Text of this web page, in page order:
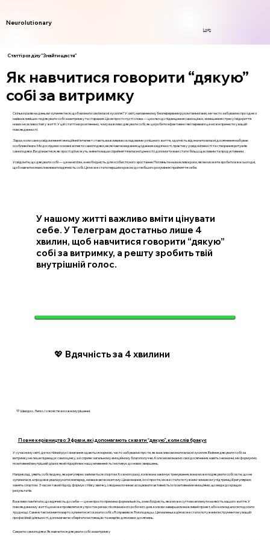
Neurolutionary
Login
Статті розділу "Знайти щастя"
Як навчитися говорити “дякую”
собі за витримку
Скільки разів на день ви зупиняєтеся, щоб визнати свої власні зусилля? У світі, наповненому безперервним рухом і вимогами, ми часто забуваємо про одне з
найважливіших: подякувати собі за витримку та старання. Це не просто пусті слова — це ключ до підвищення самооцінки, зменшення стресу і відкриття
нових можливостей у житті. У цій статті ми розглянемо, чому важливо дякувати собі, як це робити ефективно і які переваги це може принести у вашій
повсякденності.
Зараз, коли самоусвідомлення і емоційний інтелект стають важливими складовими успішного життя, здатність відзначити власні досягнення набуває
особливої ваги. Ми дослідимо основні аспекти самоподяки, включаючи ведення щоденника вдячності, практику усвідомленості та створення ритуалів
самоподяки. Ви дізнаєтеся, як прості дії можуть змінити ваше сприйняття власної цінності і допомогти вам стати більш щасливим та продуктивним.
Усвідомте, що дякувати собі — це не егоїзм, а необхідність для особистісного зростання. Погляньте на важливі кроки, які ви можете зробити вже сьогодні,
щоб навчитися висловлювати вдячність собі. Це може стати першим кроком до глибшого розуміння і прийняття себе.
У нашому житті важливо вміти цінувати
себе. У Телеграм достатньо лише 4
хвилин, щоб навчитися говорити “дякую”
собі за витримку, а решту зробить твій
внутрішній голос.
💖 Вдячність за 4 хвилини
💛 Швидко. Легко. І з ясністю в кожному рішенні.
Повне керівництво: 3 фрази, які допомагають сказати “дякую”, коли слів бракує
У сучасному світі, де постійний рух і змагання здаються нормою, часто забуваємо про те, як важливо визнати власні зусилля. Вміння дякувати собі за
витримку не лише підвищує самооцінку, а й сприяє загальному емоційному благополуччю. Коли ми визнаємо свої досягнення, навіть і незначні, ми формуємо
позитивний внутрішній діалог, який підкріплює нашу впевненість і мотивує до нових звершень.
Наприклад, уявіть собі людину, яка регулярно займається спортом. Кожного разу, коли вона закінчує тренування, вона може подякувати собі за те, що не
зупинилася, а продовжувала рухатися вперед, незважаючи на втому. Це визнання, хоч і просте, може стати потужним чинником у підтримці її регулярних
занять спортом. З часом такий підхід формує стійку звичку, і людина починає асоціювати активність із позитивними емоціями, що веде до кращих
результатів.
Важливо пам’ятати, що вдячність до себе — це не просто приємна формальність, а необхідність, яка може суттєво вплинути на якість нашого життя. У
повсякденному житті це може проявлятися у простих речах: після важкого робочого дня, коли ви завершили важливий проект, або коли вдалося подолати
труднощі. Саме в такі моменти варто зупинитися і сказати собі: «Я справився. Я молодець». Ця маленька дія може стати потужним інструментом у вашій
професійній діяльності, допомагаючи зберігати мотивацію та енергію для нових досягнень.
Секрети самоподяки: Як навчитися дякувати собі за витримку